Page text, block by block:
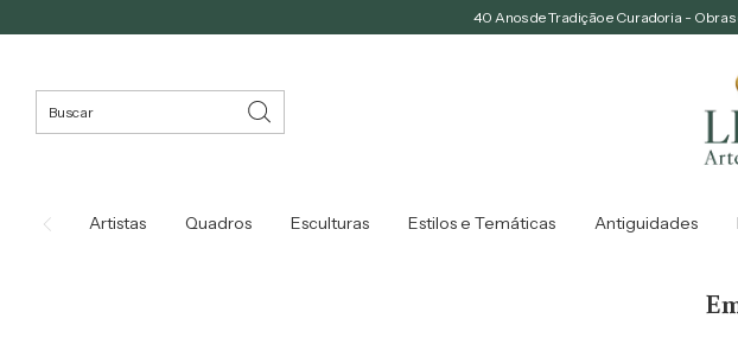
40 Anos de Tradição e Curadoria -
Artistas Quadros Esculturas Estilos e Temáticas Antiguidades